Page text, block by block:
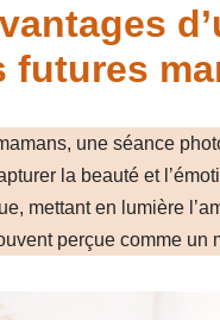
futures
une séance
la beauté et
mettant en lumière
perçue comme un